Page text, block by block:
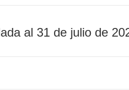
al 31 de julio de